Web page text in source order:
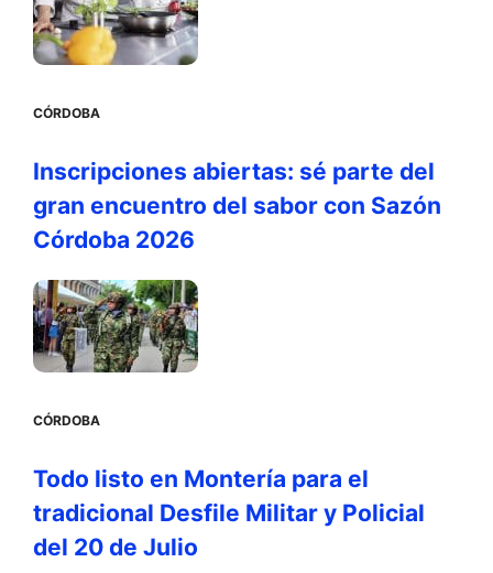
CÓRDOBA
Inscripciones abiertas: sé parte del
gran encuentro del sabor con Sazón
Córdoba 2026
CÓRDOBA
Todo listo en Montería para el
tradicional Desfile Militar y Policial
del 20 de Julio